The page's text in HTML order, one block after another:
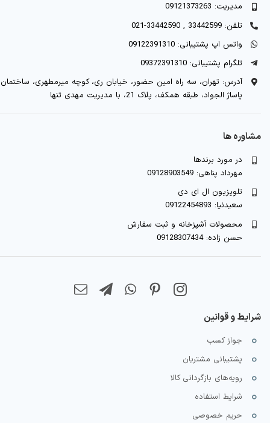
مدیریت: 09121373263
تلفن: 33442599 , 33442590-021
واتس اپ پشتیبانی: 09122391310
تلگرام پشتیبانی: 09372391310
آدرس: تهران، سه راه امین حضور، خیابان ری، کوچه میرمطهری، ساختمان
پاساژ الجواد، طبقه همکف، پلاک 21، با مدیریت مهدی تنها
مشاوره ها
در مورد برندها
مهرداد پناهی: 09128903549
تلویزیون ال ای دی
سعیدنیا: 09122454893
محصولات آشپزخانه و ثبت سفارش
حسن زاده: 09128307434
شرایط و قوانین
جواز کسب
پشتیبانی مشتریان
رویه‌های بازگردانی کالا
شرایط استفاده
حریم خصوصی